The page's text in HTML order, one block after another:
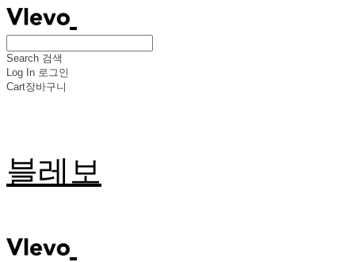
Search 검색
Log In 로그인
Cart장바구니
블레보